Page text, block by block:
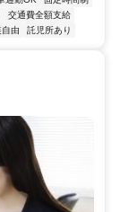
交通費全額支給
自由 託児所あり